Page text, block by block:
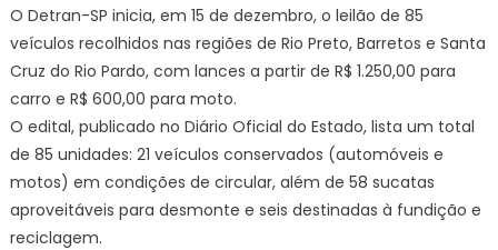
O Detran-SP inicia, em 15 de dezembro, o leilão de 85
veículos recolhidos nas regiões de Rio Preto, Barretos e Santa
Cruz do Rio Pardo, com lances a partir de R$ 1.250,00 para
carro e R$ 600,00 para moto.
O edital, publicado no Diário Oficial do Estado, lista um total
de 85 unidades: 21 veículos conservados (automóveis e
motos) em condições de circular, além de 58 sucatas
aproveitáveis para desmonte e seis destinadas à fundição e
reciclagem.